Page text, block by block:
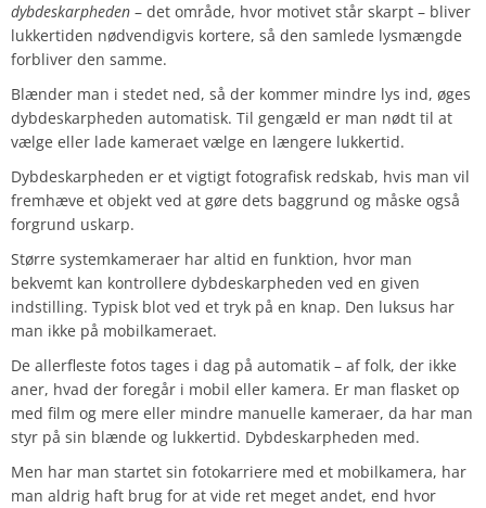
dybdeskarpheden – det område, hvor motivet står skarpt – bliver
lukkertiden nødvendigvis kortere, så den samlede lysmængde
forbliver den samme.
Blænder man i stedet ned, så der kommer mindre lys ind, øges
dybdeskarpheden automatisk. Til gengæld er man nødt til at
vælge eller lade kameraet vælge en længere lukkertid.
Dybdeskarpheden er et vigtigt fotografisk redskab, hvis man vil
fremhæve et objekt ved at gøre dets baggrund og måske også
forgrund uskarp.
Større systemkameraer har altid en funktion, hvor man
bekvemt kan kontrollere dybdeskarpheden ved en given
indstilling. Typisk blot ved et tryk på en knap. Den luksus har
man ikke på mobilkameraet.
De allerfleste fotos tages i dag på automatik – af folk, der ikke
aner, hvad der foregår i mobil eller kamera. Er man flasket op
med film og mere eller mindre manuelle kameraer, da har man
styr på sin blænde og lukkertid. Dybdeskarpheden med.
Men har man startet sin fotokarriere med et mobilkamera, har
man aldrig haft brug for at vide ret meget andet, end hvor